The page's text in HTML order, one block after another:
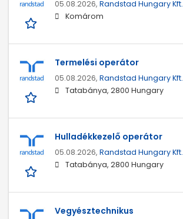
05.08.2026, Randstad Hungary Kft.
Komárom
Termelési operátor
05.08.2026, Randstad Hungary Kft.
Tatabánya, 2800 Hungary
Hulladékkezelő operátor
05.08.2026, Randstad Hungary Kft.
Tatabánya, 2800 Hungary
Vegyésztechnikus